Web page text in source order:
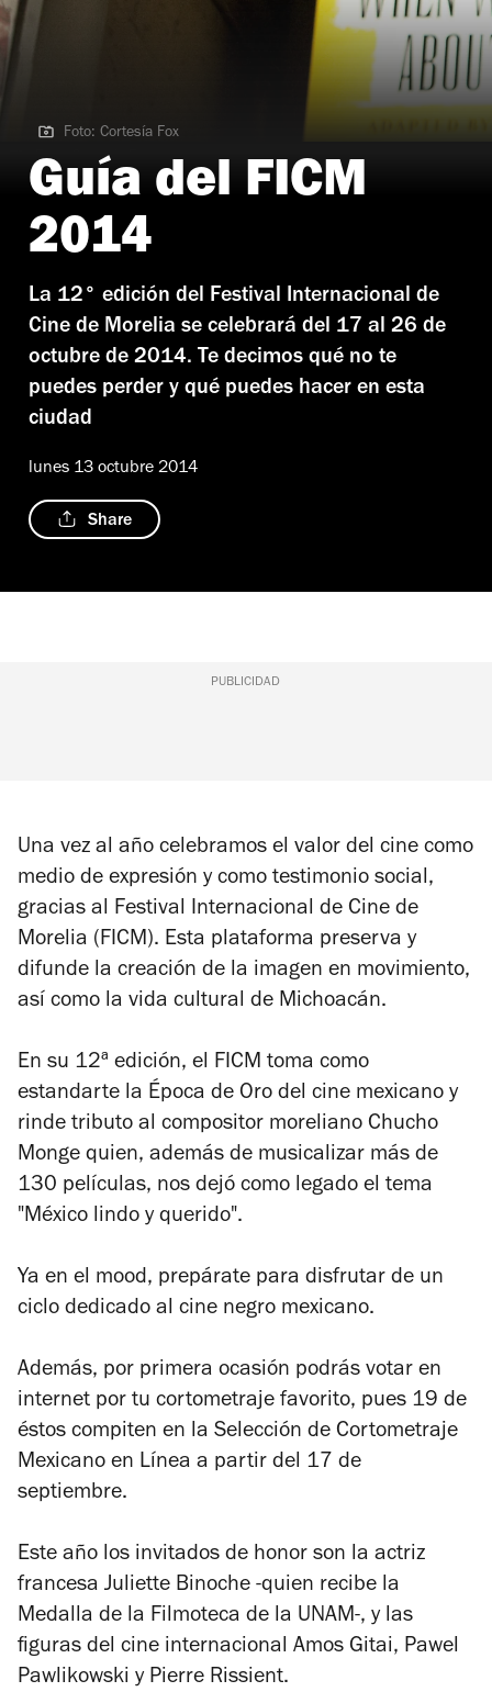
Foto: Cortesía Fox
Foto: Cortesía Fox
Guía del FICM
2014
La 12° edición del Festival Internacional de
Cine de Morelia se celebrará del 17 al 26 de
octubre de 2014. Te decimos qué no te
puedes perder y qué puedes hacer en esta
ciudad
lunes 13 octubre 2014
Share
PUBLICIDAD
Una vez al año celebramos el valor del cine como
medio de expresión y como testimonio social,
gracias al Festival Internacional de Cine de
Morelia (FICM). Esta plataforma preserva y
difunde la creación de la imagen en movimiento,
así como la vida cultural de Michoacán.
En su 12ª edición, el FICM toma como
estandarte la Época de Oro del cine mexicano y
rinde tributo al compositor moreliano Chucho
Monge quien, además de musicalizar más de
130 películas, nos dejó como legado el tema
"México lindo y querido".
Ya en el mood, prepárate para disfrutar de un
ciclo dedicado al cine negro mexicano.
Además, por primera ocasión podrás votar en
internet por tu cortometraje favorito, pues 19 de
éstos compiten en la Selección de Cortometraje
Mexicano en Línea a partir del 17 de
septiembre.
Este año los invitados de honor son la actriz
francesa Juliette Binoche -quien recibe la
Medalla de la Filmoteca de la UNAM-, y las
figuras del cine internacional Amos Gitai, Pawel
Pawlikowski y Pierre Rissient.